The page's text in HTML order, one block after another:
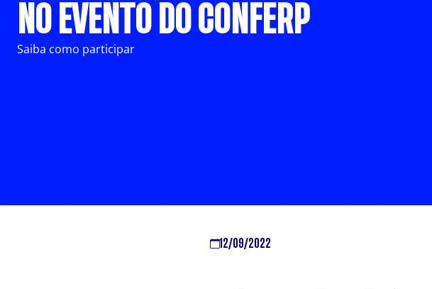
NO EVENTO DO CONFERP
Saiba como participar
12/09/2022